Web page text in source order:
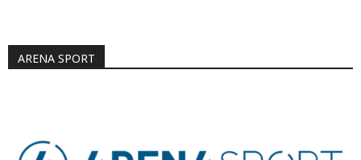
ARENA SPORT